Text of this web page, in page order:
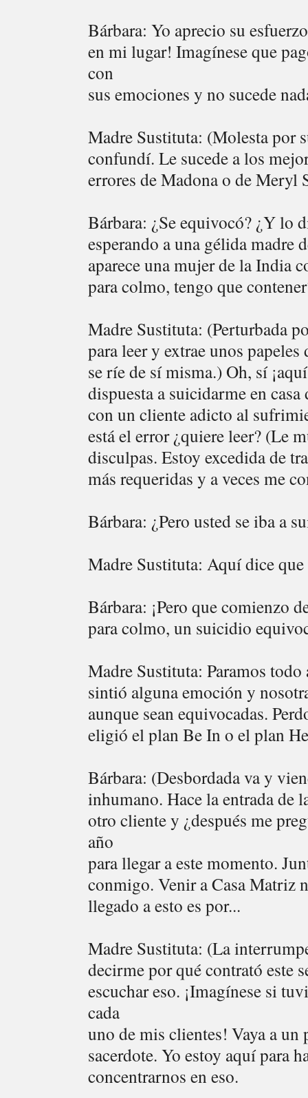
Bárbara: Yo aprecio su
en mi lugar! Imagínese que
con
sus emociones y no sucede
Madre Sustituta: (Molesta por
confundí. Le sucede a los
errores de Madona o de Meryl
Bárbara: ¿Se equivocó? ¿Y lo
esperando a una gélida madre
aparece una mujer de la India
para colmo, tengo que
Madre Sustituta: (Perturbada
para leer y extrae unos
se ríe de sí misma.) Oh, sí
dispuesta a suicidarme en
con un cliente adicto al
está el error ¿quiere leer? (Le
disculpas. Estoy excedida de
más requeridas y a veces me
Bárbara: ¿Pero usted se iba a
Madre Sustituta: Aquí dice que
Bárbara: ¡Pero que comienzo
para colmo, un suicidio
Madre Sustituta: Paramos
sintió alguna emoción y
aunque sean equivocadas.
eligió el plan Be In o el plan
Bárbara: (Desbordada va y
inhumano. Hace la entrada de
otro cliente y ¿después me
año
para llegar a este momento.
conmigo. Venir a Casa Matriz
llegado a esto es por...
Madre Sustituta: (La
decirme por qué contrató este
escuchar eso. ¡Imagínese si
cada
uno de mis clientes! Vaya a
sacerdote. Yo estoy aquí para
concentrarnos en eso.